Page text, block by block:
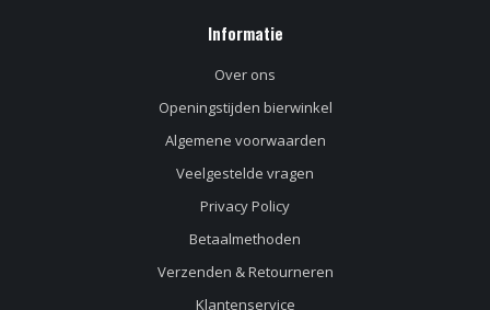
Informatie
Over ons
Openingstijden bierwinkel
Algemene voorwaarden
Veelgestelde vragen
Privacy Policy
Betaalmethoden
Verzenden & Retourneren
Klantenservice